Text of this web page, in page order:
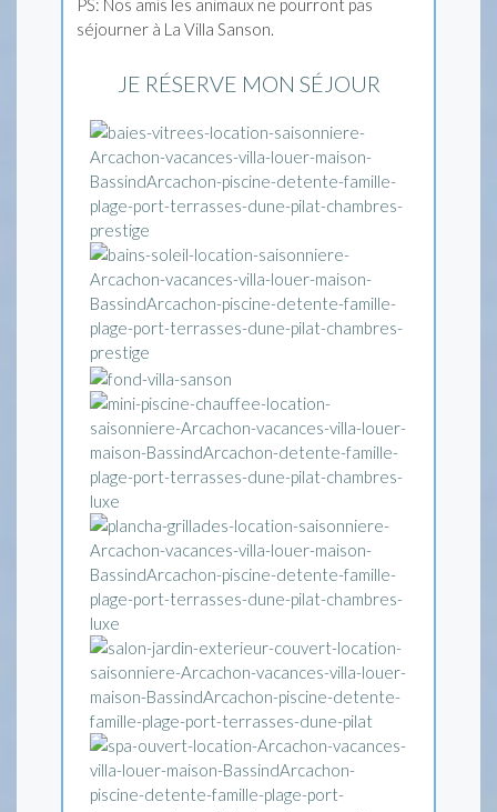
PS: Nos amis les animaux ne pourront pas
séjourner à La Villa Sanson.
JE RÉSERVE MON SÉJOUR